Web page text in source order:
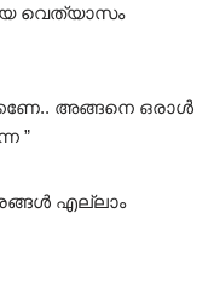
വെത്യാസം
അങ്ങനെ ഒരാൾ
”
എല്ലാം